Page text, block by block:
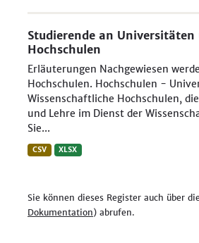
Studierende an Universitäten
Hochschulen
Erläuterungen Nachgewiesen
Hochschulen. Hochschulen -
Wissenschaftliche Hochschulen,
und Lehre im Dienst der
Sie...
CSV XLSX
Sie können dieses Register auch über
Dokumentation) abrufen.